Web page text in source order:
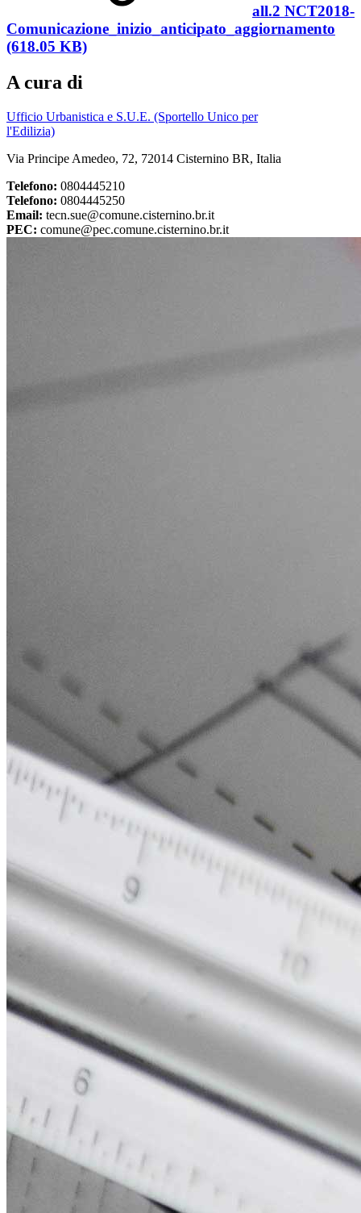
all.2 NCT2018-
Comunicazione_inizio_anticipato_aggiornamento
(618.05 KB)
A cura di
Ufficio Urbanistica e S.U.E. (Sportello Unico per
l'Edilizia)
Via Principe Amedeo, 72, 72014 Cisternino BR, Italia
Telefono: 0804445210
Telefono: 0804445250
Email: tecn.sue@comune.cisternino.br.it
PEC: comune@pec.comune.cisternino.br.it